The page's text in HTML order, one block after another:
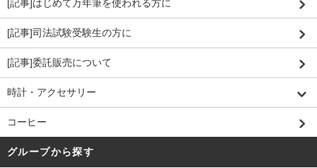
[記事]はじめて万年筆を使われる方に
[記事]司法試験受験生の方に
[記事]委託販売について
時計・アクセサリー
コーヒー
グループから探す